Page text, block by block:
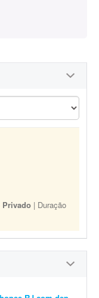
Privado | Duração